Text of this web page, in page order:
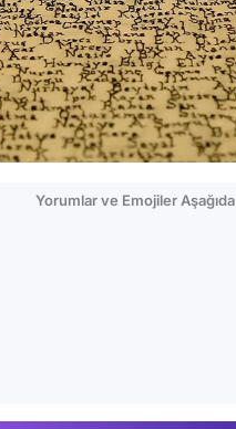
Yorumlar ve Emojiler Aşağıda